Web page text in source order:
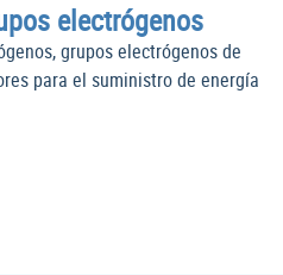
electrógenos
grupos electrógenos de
para el suministro de energía